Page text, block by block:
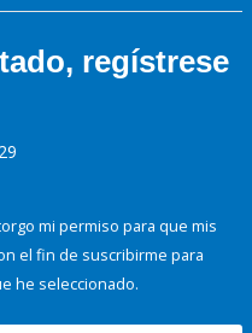
regístrese
mi permiso para que mis
el fin de suscribirme para
he seleccionado.